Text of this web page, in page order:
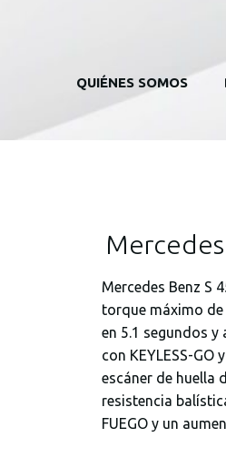
QUIÉNES SOMOS
Mercedes Benz S
torque máximo de
en 5.1 segundos
con KEYLESS-
escáner de huella
resistencia
FUEGO y un